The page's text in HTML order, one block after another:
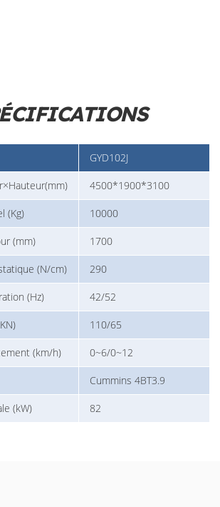
GYD102J
4500*1900*3100
(Kg) 10000
(mm) 1700
(N/cm) 290
(Hz) 42/52
110/65
(km/h) 0~6/0~12
Cummins 4BT3.9
(kW) 82